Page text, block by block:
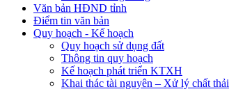
Văn bản HĐND tỉnh
Điểm tin văn bản
Quy hoạch - Kế hoạch
Quy hoạch sử dụng đất
Thông tin quy hoạch
Kế hoạch phát triển KTXH
Khai thác tài nguyên – Xử lý chất thải